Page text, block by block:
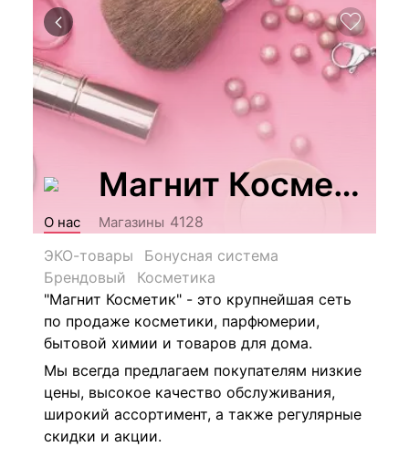
Магнит Косметик
О нас Магазины 4128
ЭКО-товары
Бонусная система
Брендовый
Косметика
"Магнит Косметик" - это крупнейшая сеть
по продаже косметики, парфюмерии,
бытовой химии и товаров для дома.
Мы всегда предлагаем покупателям низкие
цены, высокое качество обслуживания,
широкий ассортимент, а также регулярные
скидки и акции.